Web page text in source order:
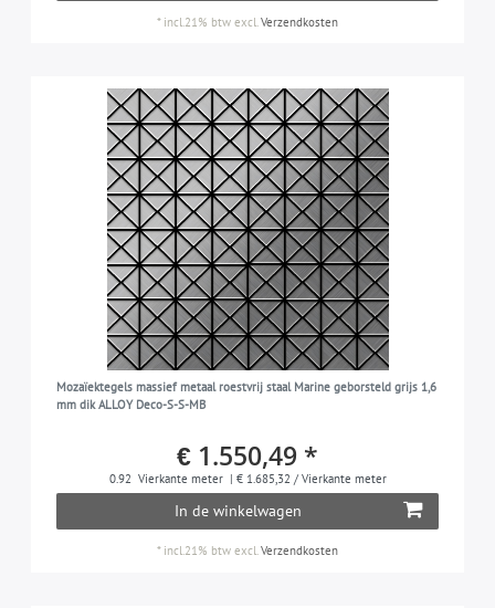
* incl.21% btw excl.Verzendkosten
Mozaïektegels massief metaal roestvrij staal Marine geborsteld grijs 1,6
mm dik ALLOY Deco-S-S-MB
€ 1.550,49 *
0.92 Vierkante meter | € 1.685,32 / Vierkante meter
In de winkelwagen
* incl.21% btw excl.Verzendkosten